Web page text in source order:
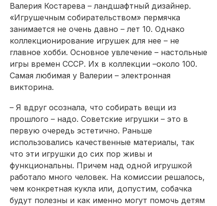
Валерия Костарева – ландшафтный дизайнер.
«Игрушечным собирательством» пермячка
занимается не очень давно – лет 10. Однако
коллекционирование игрушек для нее – не
главное хобби. Основное увлечение – настольные
игры времен СССР. Их в коллекции –около 100.
Самая любимая у Валерии – электронная
викторина.
– Я вдруг осознала, что собирать вещи из
прошлого – надо. Советские игрушки – это в
первую очередь эстетично. Раньше
использовались качественные материалы, так
что эти игрушки до сих пор живы и
функциональны. Причем над одной игрушкой
работало много человек. На комиссии решалось,
чем конкретная кукла или, допустим, собачка
будут полезны и как именно могут помочь детям